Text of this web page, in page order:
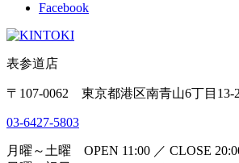
Facebook
表参道店
〒107-0062 東京都港区南青山6丁目13-
03-6427-5803
月曜～土曜 OPEN 11:00 ／ CLOSE